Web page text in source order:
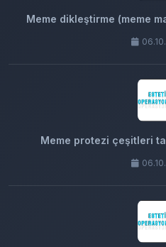
Meme dikleştirme (meme
Meme protezi çeşitleri